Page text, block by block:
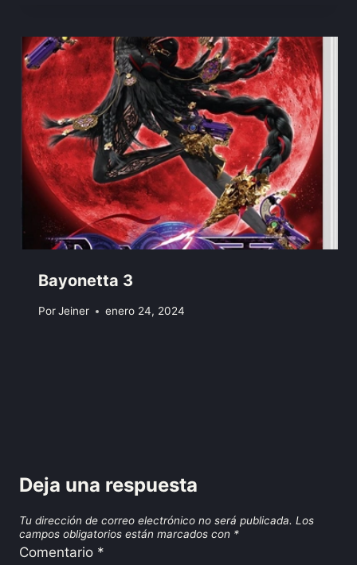
Bayonetta 3
PorJeiner enero 24, 2024
Deja una respuesta
Tu dirección de correo electrónico no será publicada. Los
campos obligatorios están marcados con *
Comentario *